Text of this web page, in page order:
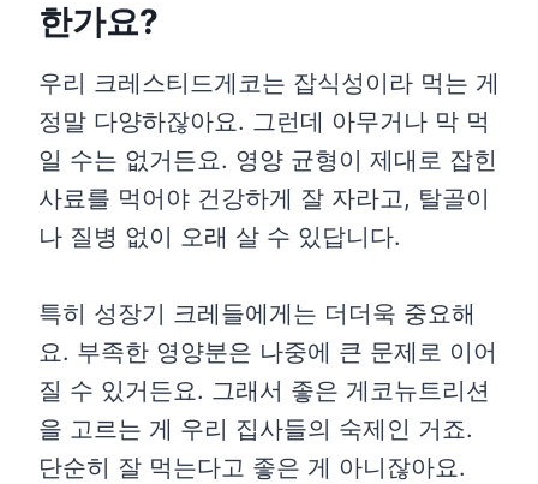
한가요?
우리 크레스티드게코는 잡식성이라 먹는 게
정말 다양하잖아요. 그런데 아무거나 막 먹
일 수는 없거든요. 영양 균형이 제대로 잡힌
사료를 먹어야 건강하게 잘 자라고, 탈골이
나 질병 없이 오래 살 수 있답니다.
특히 성장기 크레들에게는 더더욱 중요해
요. 부족한 영양분은 나중에 큰 문제로 이어
질 수 있거든요. 그래서 좋은 게코뉴트리션
을 고르는 게 우리 집사들의 숙제인 거죠.
단순히 잘 먹는다고 좋은 게 아니잖아요.